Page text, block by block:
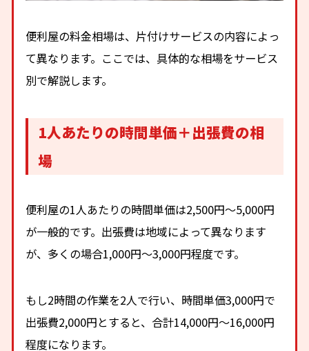
便利屋の料金相場は、片付けサービスの内容によっ
て異なります。ここでは、具体的な相場をサービス
別で解説します。
1人あたりの時間単価＋出張費の相
場
便利屋の1人あたりの時間単価は2,500円〜5,000円
が一般的です。出張費は地域によって異なります
が、多くの場合1,000円〜3,000円程度です。
もし2時間の作業を2人で行い、時間単価3,000円で
出張費2,000円とすると、合計14,000円〜16,000円
程度になります。